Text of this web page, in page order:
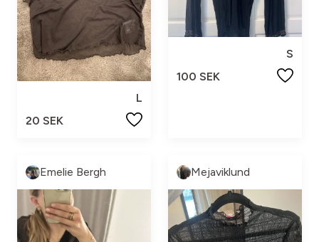
L
20 SEK
S
100 SEK
Emelie Bergh Mejaviklund